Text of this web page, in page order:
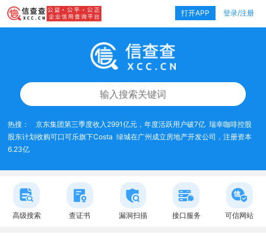
打开APP 登录/注册
热搜： 京东集团第三季度收入2991亿元，年度活跃用户破7亿 瑞幸咖啡控股
股东计划收购可口可乐旗下Costa 绿城在广州成立房地产开发公司，注册资本
6.23亿
高级搜索 查证书 漏洞扫描 接口服务 可信网站